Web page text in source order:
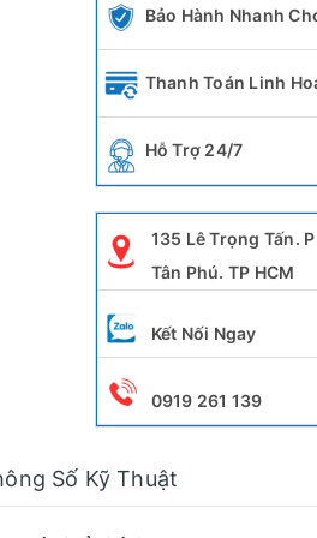
Bảo Hành Nhanh
Thanh Toán Linh
Hỗ Trợ 24/7
135 Lê Trọng Tấn.
Tân Phú. TP HCM
Kết Nối Ngay
0919 261 139
Số Kỹ Thuật